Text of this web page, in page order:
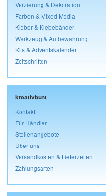
Verzierung & Dekoration
Farben & Mixed Media
Kleber & Klebebänder
Werkzeug & Aufbewahrung
Kits & Adventskalender
Zeitschriften
kreativbunt
Kontakt
Für Händler
Stellenangebote
Über uns
Versandkosten & Lieferzeiten
Zahlungsarten